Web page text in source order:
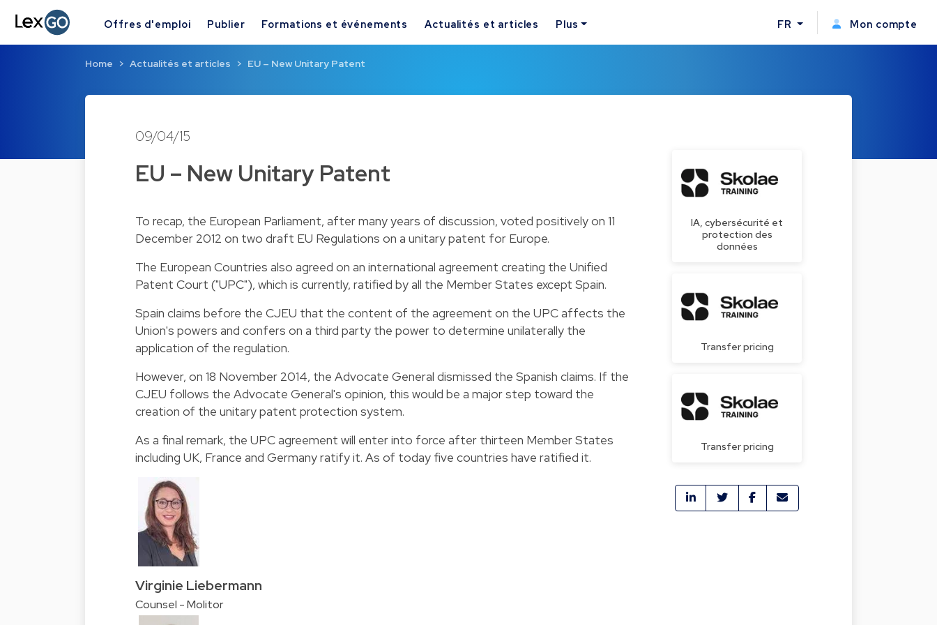
Offres d'emploi Publier Formations et événements Actualités et articles Plus FR Mon compte
Home Actualités et articles EU – New Unitary Patent
09/04/15
EU – New Unitary Patent
To recap, the European Parliament, after many years of discussion, voted positively on 11
December 2012 on two draft EU Regulations on a unitary patent for Europe.
The European Countries also agreed on an international agreement creating the Unified
Patent Court ("UPC"), which is currently, ratified by all the Member States except Spain.
Spain claims before the CJEU that the content of the agreement on the UPC affects the
Union's powers and confers on a third party the power to determine unilaterally the
application of the regulation.
However, on 18 November 2014, the Advocate General dismissed the Spanish claims. If the
CJEU follows the Advocate General's opinion, this would be a major step toward the
creation of the unitary patent protection system.
As a final remark, the UPC agreement will enter into force after thirteen Member States
including UK, France and Germany ratify it. As of today five countries have ratified it.
Virginie Liebermann
Counsel - Molitor
IA, cybersécurité et
protection des
données
Transfer pricing
Transfer pricing